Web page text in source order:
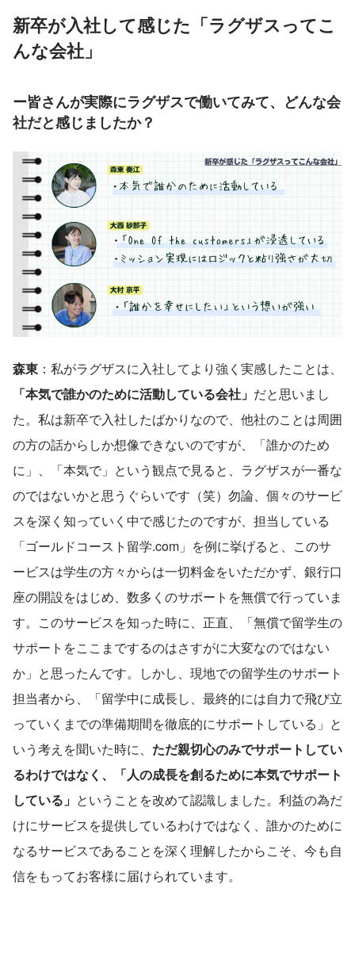
新卒が入社して感じた「ラグザスってこ
んな会社」
ー皆さんが実際にラグザスで働いてみて、どんな会
社だと感じましたか？
森東 ：私がラグザスに入社してより強く実感したことは、
「本気で誰かのために活動している会社」 だと思いまし
た。私は新卒で入社したばかりなので、他社のことは周囲
の方の話からしか想像できないのですが、「誰かのため
に」、「本気で」という観点で見ると、ラグザスが一番な
のではないかと思うぐらいです（笑）勿論、個々のサービ
スを深く知っていく中で感じたのですが、担当している
「ゴールドコースト留学.com」を例に挙げると、このサ
ービスは学生の方々からは一切料金をいただかず、銀行口
座の開設をはじめ、数多くのサポートを無償で行っていま
す。このサービスを知った時に、正直、「無償で留学生の
サポートをここまでするのはさすがに大変なのではない
か」と思ったんです。しかし、現地での留学生のサポート
担当者から、「留学中に成長し、最終的には自力で飛び立
っていくまでの準備期間を徹底的にサポートしている」と
いう考えを聞いた時に、 ただ親切心のみでサポートしてい
るわけではなく、「人の成長を創るために本気でサポート
している」 ということを改めて認識しました。利益の為だ
けにサービスを提供しているわけではなく、誰かのために
なるサービスであることを深く理解したからこそ、今も自
信をもってお客様に届けられています。